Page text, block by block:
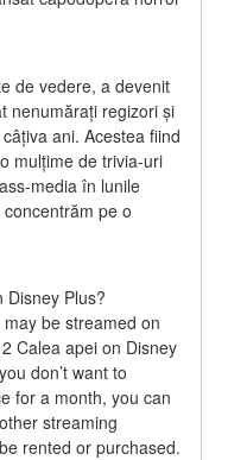
de vedere, a devenit
nenumărați regizori și
ani. Acestea fiind
mulțime de trivia-uri
media în lunile
pe o
Disney Plus?
be streamed on
Calea apei on Disney
don’t want to
for a month, you can
streaming
rented or purchased.